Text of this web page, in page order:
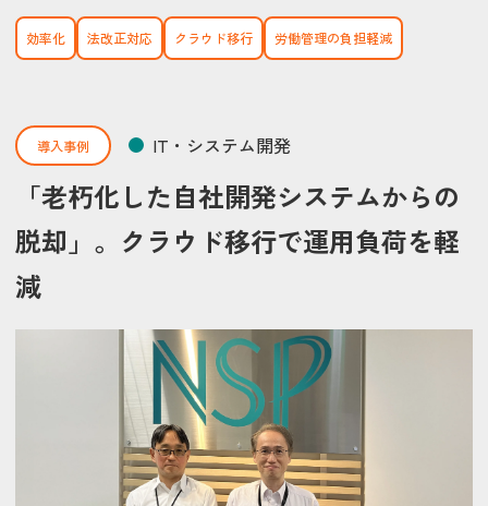
効率化 法改正対応 クラウド移行 労働管理の負担軽減
導入事例 IT・システム開発
「老朽化した自社開発システムからの
脱却」。クラウド移行で運用負荷を軽
減